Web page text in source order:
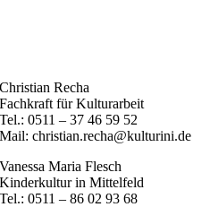
Christian Recha
Fachkraft für Kulturarbeit
Tel.: 0511 – 37 46 59 52
Mail: christian.recha@kulturini.de
Vanessa Maria Flesch
Kinderkultur in Mittelfeld
Tel.: 0511 – 86 02 93 68